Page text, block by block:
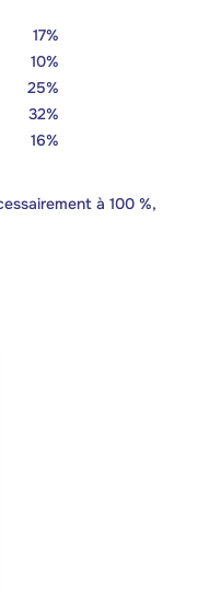
17%
10%
25%
32%
16%
à 100 %,